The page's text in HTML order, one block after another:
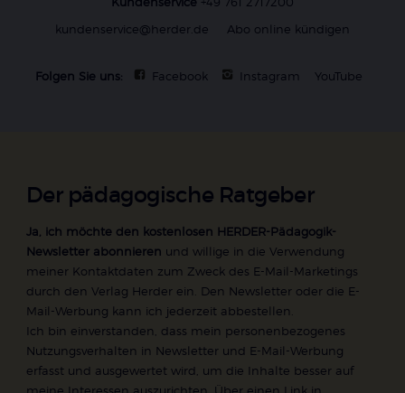
kundenservice@herder.de
Abo online kündigen
Folgen Sie uns: Facebook Instagram YouTube
Der pädagogische Ratgeber
Ja, ich möchte den kostenlosen HERDER-Pädagogik-
Newsletter abonnieren und willige in die Verwendung
meiner Kontaktdaten zum Zweck des E-Mail-Marketings
durch den Verlag Herder ein. Den Newsletter oder die E-
Mail-Werbung kann ich jederzeit abbestellen.
Ich bin einverstanden, dass mein personenbezogenes
Nutzungsverhalten in Newsletter und E-Mail-Werbung
erfasst und ausgewertet wird, um die Inhalte besser auf
meine Interessen auszurichten. Über einen Link in